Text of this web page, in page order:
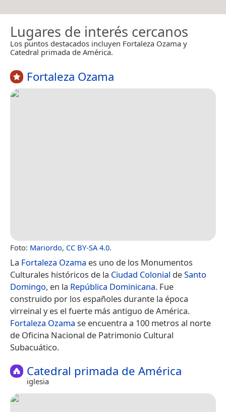
Lugares de interés cercanos
Los puntos destacados incluyen Fortaleza Ozama y
Catedral primada de América.
Fortaleza Ozama
Foto: Mariordo, CC BY-SA 4.0.
La Fortaleza Ozama es uno de los Monumentos
Culturales históricos de la Ciudad Colonial deSanto
Domingo, en la República Dominicana. Fue
construido por los españoles durante la época
virreinal y es el fuerte más antiguo de América.
Fortaleza Ozama se encuentra a 100 metros al norte
de Oficina Nacional de Patrimonio Cultural
Subacuático.
Catedral primada de América
iglesia